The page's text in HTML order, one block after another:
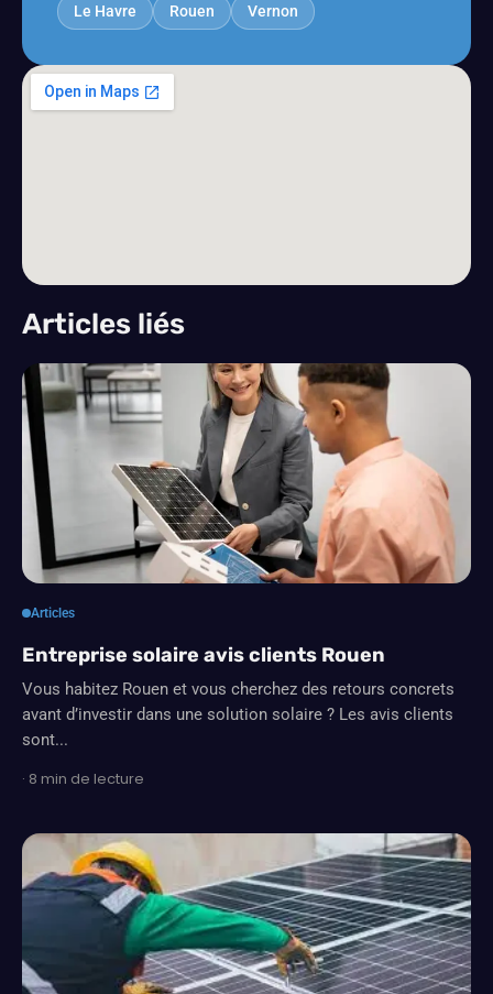
Le Havre Rouen Vernon
Articles liés
Articles
Entreprise solaire avis clients Rouen
Vous habitez Rouen et vous cherchez des retours concrets
avant d’investir dans une solution solaire ? Les avis clients
sont...
· 8 min de lecture